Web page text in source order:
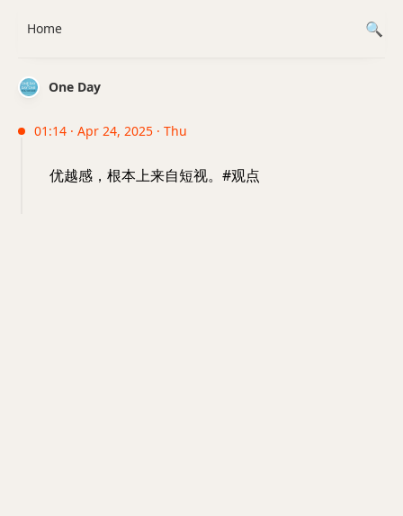
One Day
01:14 · Apr 24, 2025 · Thu
优越感，根本上来自短视。#观点
Home